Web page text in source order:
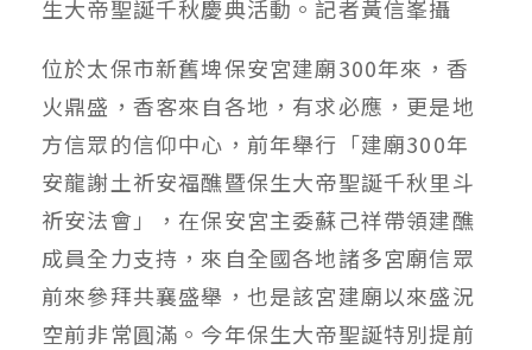
生大帝聖誕千秋慶典活動。記者黃信峯攝
位於太保市新舊埤保安宮建廟300年來，香
火鼎盛，香客來自各地，有求必應，更是地
方信眾的信仰中心，前年舉行「建廟300年
安龍謝土祈安福醮暨保生大帝聖誕千秋里斗
祈安法會」，在保安宮主委蘇己祥帶領建醮
成員全力支持，來自全國各地諸多宮廟信眾
前來參拜共襄盛舉，也是該宮建廟以來盛況
空前非常圓滿。今年保生大帝聖誕特別提前